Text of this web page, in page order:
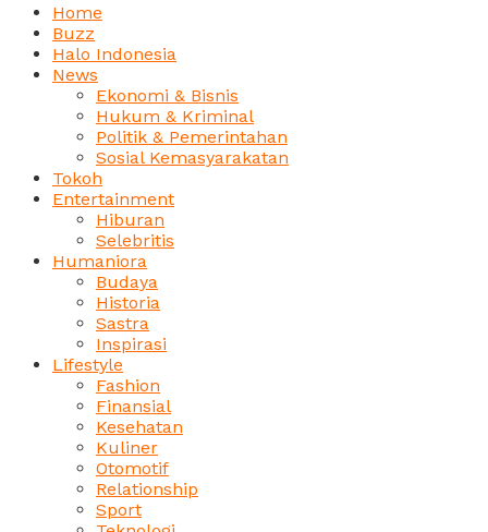
Home
Buzz
Halo Indonesia
News
Ekonomi & Bisnis
Hukum & Kriminal
Politik & Pemerintahan
Sosial Kemasyarakatan
Tokoh
Entertainment
Hiburan
Selebritis
Humaniora
Budaya
Historia
Sastra
Inspirasi
Lifestyle
Fashion
Finansial
Kesehatan
Kuliner
Otomotif
Relationship
Sport